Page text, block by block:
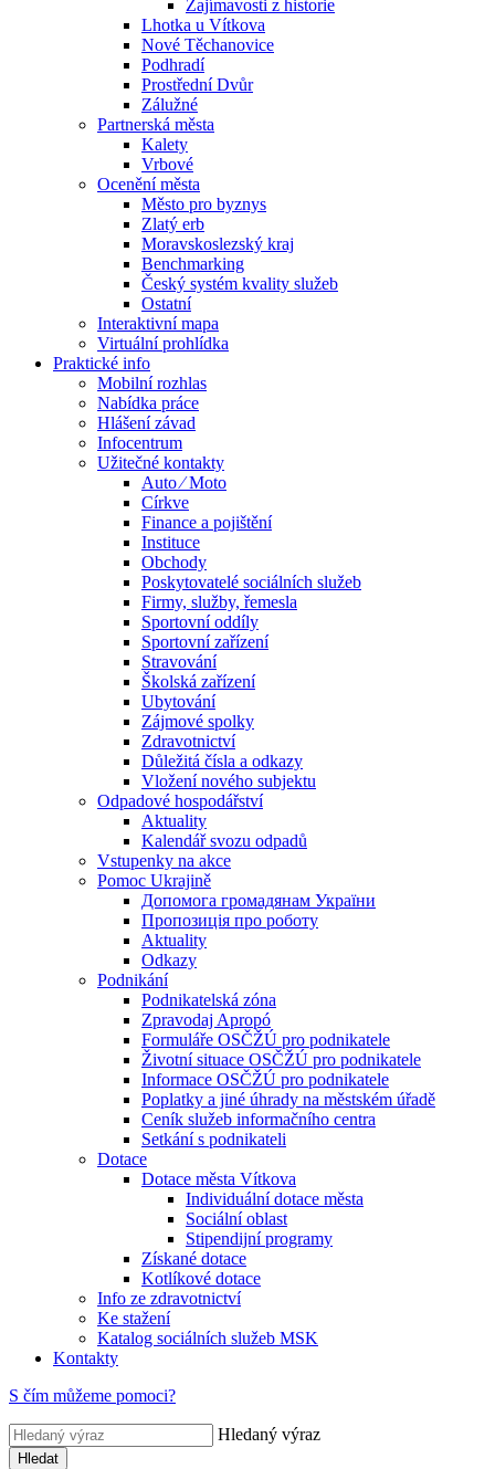
Zajímavosti z historie
Lhotka u Vítkova
Nové Těchanovice
Podhradí
Prostřední Dvůr
Zálužné
Partnerská města
Kalety
Vrbové
Ocenění města
Město pro byznys
Zlatý erb
Moravskoslezský kraj
Benchmarking
Český systém kvality služeb
Ostatní
Interaktivní mapa
Virtuální prohlídka
Praktické info
Mobilní rozhlas
Nabídka práce
Hlášení závad
Infocentrum
Užitečné kontakty
Auto ⁄ Moto
Církve
Finance a pojištění
Instituce
Obchody
Poskytovatelé sociálních služeb
Firmy, služby, řemesla
Sportovní oddíly
Sportovní zařízení
Stravování
Školská zařízení
Ubytování
Zájmové spolky
Zdravotnictví
Důležitá čísla a odkazy
Vložení nového subjektu
Odpadové hospodářství
Aktuality
Kalendář svozu odpadů
Vstupenky na akce
Pomoc Ukrajině
Допомога громадянам України
Пропозиція про роботу
Aktuality
Odkazy
Podnikání
Podnikatelská zóna
Zpravodaj Apropó
Formuláře OSČŽÚ pro podnikatele
Životní situace OSČŽÚ pro podnikatele
Informace OSČŽÚ pro podnikatele
Poplatky a jiné úhrady na městském úřadě
Ceník služeb informačního centra
Setkání s podnikateli
Dotace
Dotace města Vítkova
Individuální dotace města
Sociální oblast
Stipendijní programy
Získané dotace
Kotlíkové dotace
Info ze zdravotnictví
Ke stažení
Katalog sociálních služeb MSK
Kontakty
S čím můžeme pomoci?
Hledaný výraz
Hledat